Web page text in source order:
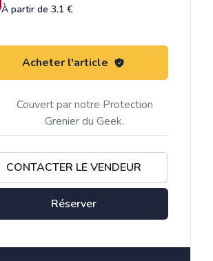
À partir de 3.1 €
Acheter l'article
Couvert par notre Protection
Grenier du Geek.
CONTACTER LE VENDEUR
Réserver